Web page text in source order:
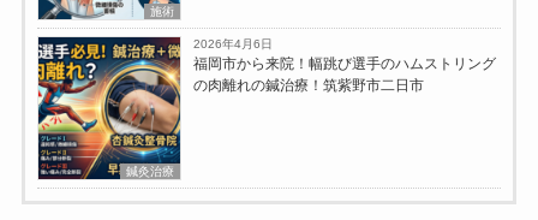
施術
鍼灸治療
2026年4月6日
福岡市から来院！幅跳び選手のハムストリング
の肉離れの鍼治療！筑紫野市二日市